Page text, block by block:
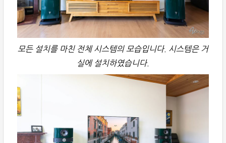
모든 설치를 마친 전체 시스템의 모습입니다. 시스템은 거
실에 설치하였습니다.